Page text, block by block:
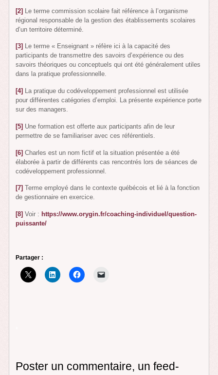
[2] Le terme commission scolaire fait référence à l’organisme
régional responsable de la gestion des établissements scolaires
d’un territoire déterminé.
[3] Le terme « Enseignant » réfère ici à la capacité des
participants de transmettre des savoirs d’expérience ou des
savoirs théoriques ou conceptuels qui ont été généralement utiles
dans la pratique professionnelle.
[4] La pratique du codéveloppement professionnel est utilisée
pour différentes catégories d’emploi. La présente expérience porte
sur des managers.
[5] Une formation est offerte aux participants afin de leur
permettre de se familiariser avec ces référentiels.
[6] Charles est un nom fictif et la situation présentée a été
élaborée à partir de différents cas rencontrés lors de séances de
codéveloppement professionnel.
[7] Terme employé dans le contexte québécois et lié à la fonction
de gestionnaire en exercice.
[8] Voir : https://www.orygin.fr/coaching-individuel/question-
puissante/
Partager :
Poster un commentaire, un feed-